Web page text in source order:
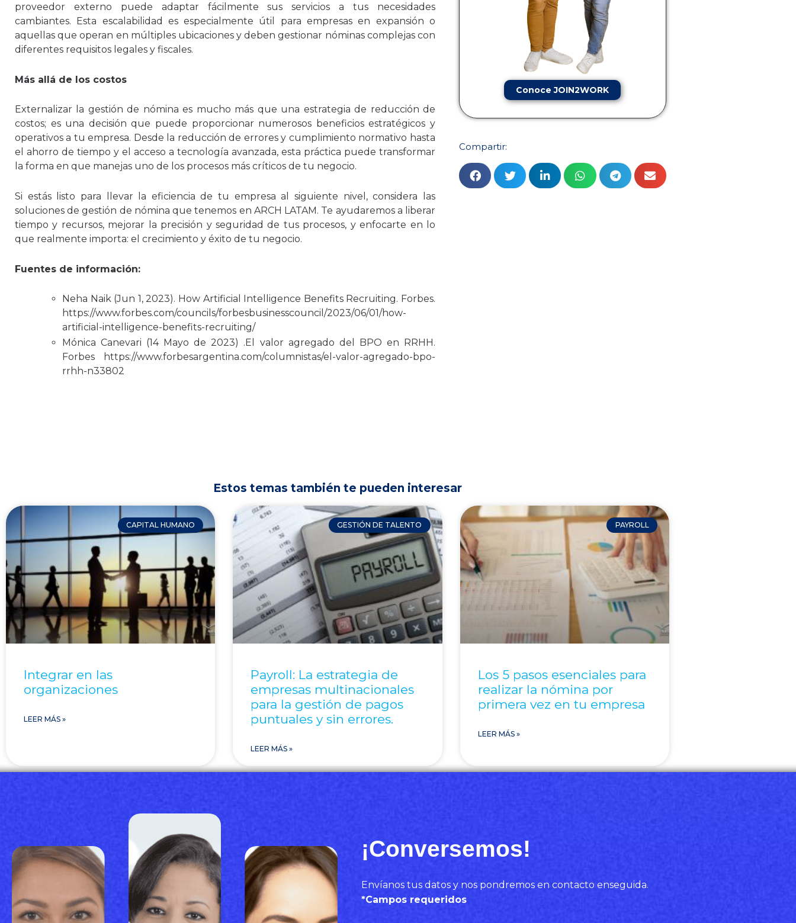
proveedor externo puede adaptar fácilmente sus servicios a tus necesidades
cambiantes. Esta escalabilidad es especialmente útil para empresas en expansión o
aquellas que operan en múltiples ubicaciones y deben gestionar nóminas complejas con
diferentes requisitos legales y fiscales.
Más allá de los costos
Externalizar la gestión de nómina es mucho más que una estrategia de reducción de
costos; es una decisión que puede proporcionar numerosos beneficios estratégicos y
operativos a tu empresa. Desde la reducción de errores y cumplimiento normativo hasta
el ahorro de tiempo y el acceso a tecnología avanzada, esta práctica puede transformar
la forma en que manejas uno de los procesos más críticos de tu negocio.
Si estás listo para llevar la eficiencia de tu empresa al siguiente nivel, considera las
soluciones de gestión de nómina que tenemos en ARCH LATAM. Te ayudaremos a liberar
tiempo y recursos, mejorar la precisión y seguridad de tus procesos, y enfocarte en lo
que realmente importa: el crecimiento y éxito de tu negocio.
Fuentes de información:
Neha Naik (Jun 1, 2023). How Artificial Intelligence Benefits Recruiting. Forbes.
https://www.forbes.com/councils/forbesbusinesscouncil/2023/06/01/how-
artificial-intelligence-benefits-recruiting/
Mónica Canevari (14 Mayo de 2023) .El valor agregado del BPO en RRHH.
Forbes
https://www.forbesargentina.com/columnistas/el-valor-agregado-bpo-
rrhh-n33802
Conoce JOIN2WORK
Compartir:
Estos temas también te pueden interesar
CAPITAL HUMANO
Integrar en las
organizaciones
LEER MÁS »
GESTIÓN DE TALENTO
Payroll: La estrategia de
empresas multinacionales
para la gestión de pagos
puntuales y sin errores.
LEER MÁS »
PAYROLL
Los 5 pasos esenciales para
realizar la nómina por
primera vez en tu empresa
LEER MÁS »
¡Conversemos!
Envíanos tus datos y nos pondremos en contacto enseguida.
*Campos requeridos